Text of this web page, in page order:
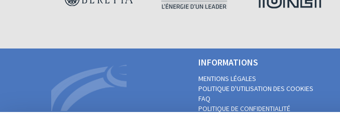
INFORMATIONS
MENTIONS LÉGALES
POLITIQUE D'UTILISATION DES COOKIES
FAQ
POLITIQUE DE CONFIDENTIALITÉ